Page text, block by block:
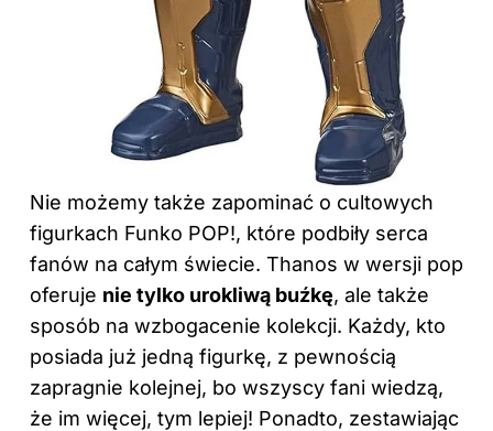
Nie możemy także zapominać o cultowych
figurkach Funko POP!, które podbiły serca
fanów na całym świecie. Thanos w wersji pop
oferuje nie tylko urokliwą buźkę, ale także
sposób na wzbogacenie kolekcji. Każdy, kto
posiada już jedną figurkę, z pewnością
zapragnie kolejnej, bo wszyscy fani wiedzą,
że im więcej, tym lepiej! Ponadto, zestawiając